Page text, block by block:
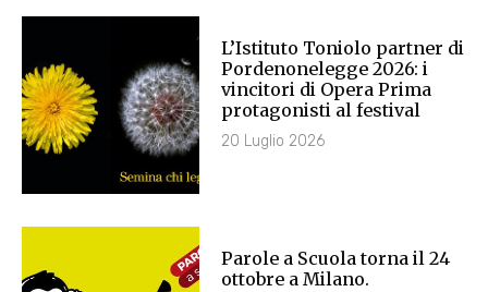
L’Istituto Toniolo partner di
Pordenonelegge 2026: i
vincitori di Opera Prima
protagonisti al festival
20 Luglio 2026
Parole a Scuola torna il 24
ottobre a Milano.